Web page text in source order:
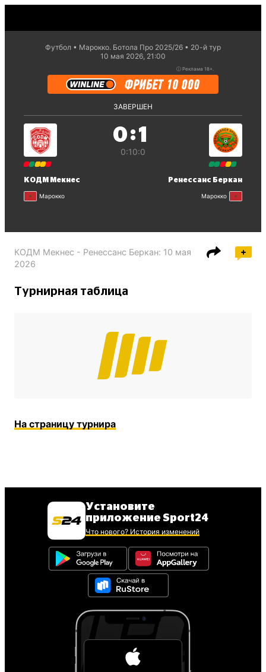
Футбол Марокко. Ботола Про 2025/26
20-й тур
10 мая 2026, 21:00
ⓘ Реклама 18+.
ЗАВЕРШЕН
КОДМ Мекнес
Марокко
0:1
0:10:0
Ренессанс Беркан
Марокко
КОДМ Мекнес - Ренессанс Беркан: 10 мая
2026
Турнирная таблица
На страницу турнира
Установите
приложение Sport24
Что нового? История изменений